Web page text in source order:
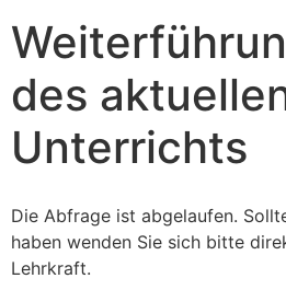
des
Unterrichts
Die Abfrage ist abgelaufen.
haben wenden Sie sich bitte
Lehrkraft.